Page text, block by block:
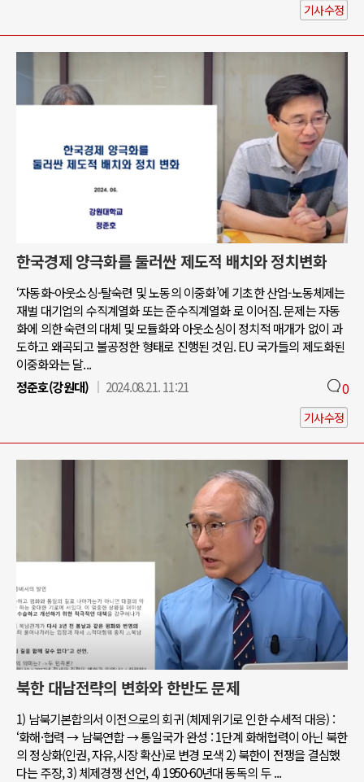
기사수정
한국경제 양극화를 둘러싼 제도적 배치와 정치변화
‘자동화-아웃소싱-탈숙련 및 노동의 이중화’에 기초한 산업-노동체제는
재벌 대기업의 수직계열화 또는 준수직계열화 로 이어짐. 문제는 자동
화에 의한 숙련의 대체 및 모듈화와 아웃소싱이 정치적 매개가 없이 과
도하고 왜곡되고 불공정한 형태로 진행된 것임. EU 국가들의 제도화된
이중화와는 달...
정준호(강원대)
2024.08.21. 11:21 0
기사수정
북한 대남전략의 변화와 한반도 문제
1) 남북기본합의서 이전으로의 회귀 (체제위기로 인한 수세적 대응) :
‘화해·협력 → 남북연합 → 통일국가 완성 : 1단계 화해협력이 아닌 북한
의 정상화(인권, 자유,시장 확산)로 변경 모색 2) 북한이 전쟁을 결심했
다는 주장, 3) 체제경쟁 선언, 4) 1950-60년대 동독의 두 ...